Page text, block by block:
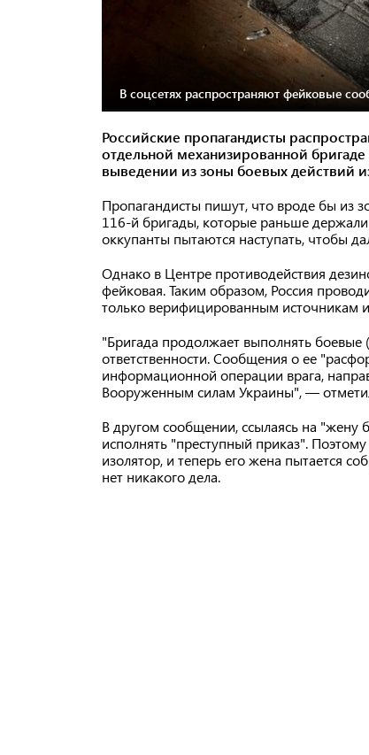
В соцсетях распространяют фейковые
Российские пропагандисты
отдельной механизированной
выведении из зоны боевых действий
Пропагандисты пишут, что вроде бы из
116-й бригады, которые раньше держали
оккупанты пытаются наступать, чтобы
Однако в Центре противодействия
фейковая. Таким образом, Россия
только верифицированным источникам
"Бригада продолжает выполнять
ответственности. Сообщения о ее
информационной операции врага,
Вооруженным силам Украины", —
В другом сообщении, ссылаясь на "жену
исполнять "преступный приказ".
изолятор, и теперь его жена пытается
нет никакого дела.